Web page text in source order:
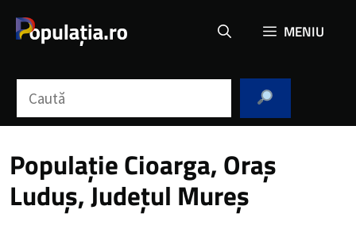
MENIU
Populație Cioarga, Oraș
Luduș, Județul Mureș